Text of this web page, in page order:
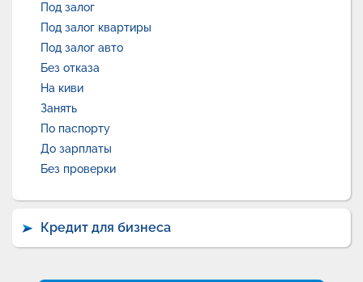
Под залог
Под залог квартиры
Под залог авто
Без отказа
На киви
Занять
По паспорту
До зарплаты
Без проверки
Кредит для бизнеса